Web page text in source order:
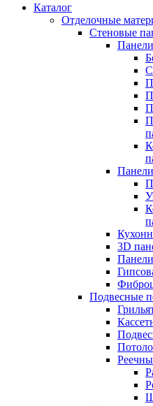
Каталог
Отделочные
Стеновые
С
3D
Подвесные